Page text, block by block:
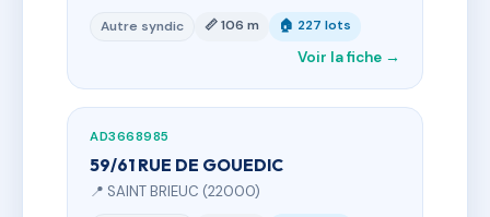
Autre syndic 📏 106 m 🏠 227 lots
Voir la fiche →
AD3668985
59/61 RUE DE GOUEDIC
📍 SAINT BRIEUC (22000)